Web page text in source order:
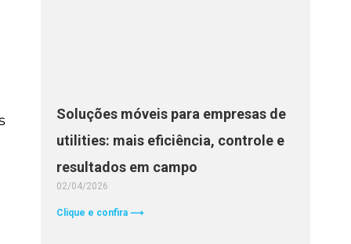
Soluções móveis para empresas de
utilities: mais eficiência, controle e
resultados em campo
02/04/2026
Clique e confira ⟶